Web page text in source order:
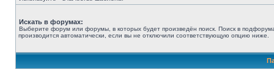
Искать в форумах:
Выберите форум или форумы, в которых будет произведён поиск. Поиск в
производится автоматически, если вы не отключили соответствующую опцию ниже.